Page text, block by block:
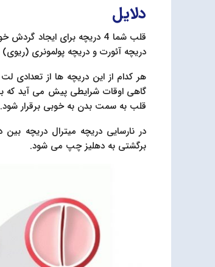
دلایل
قلب شما 4 دریچه برای
دریچه آئورت و دریچه پولمونری
هر کدام از این دریچه ها از تعدادی
گاهی اوقات شرایطی پیش می آید که
قلب به سمت بدن به خوبی برقرار شود.
در نارسایی دریچه میترال
برگشتی به دهلیز چپ می شود.